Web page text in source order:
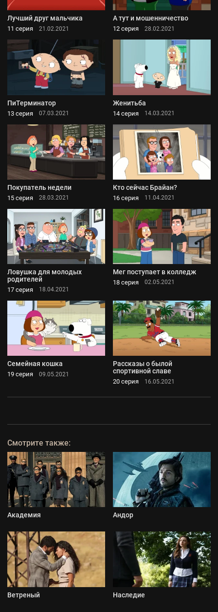
Лучший друг мальчика
11 серия 21.02.2021
А тут и мошенничество
12 серия 28.02.2021
ПиТерминатор
13 серия 07.03.2021
Женитьба
14 серия 14.03.2021
Покупатель недели
15 серия 28.03.2021
Кто сейчас Брайан?
16 серия 11.04.2021
Ловушка для молодых
родителей
17 серия 18.04.2021
Мег поступает в колледж
18 серия 02.05.2021
Семейная кошка
19 серия 09.05.2021
Рассказы о былой
спортивной славе
20 серия 16.05.2021
Смотрите также:
Академия Андор
Ветреный Наследие